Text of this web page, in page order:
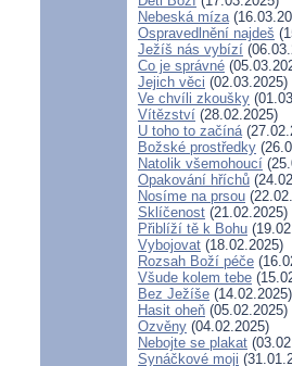
Nebeská míza
Ospravedlnění najdeš
Ježíš nás vybízí
Co je správné
Jejich věci (02.03.2025)
Ve chvíli zkoušky
Vítězství (28.02.2025)
U toho to začíná
Božské prostředky
Natolik všemohoucí
Opakování hříchů
Nosíme na prsou
Sklíčenost (21.02.2025)
Přiblíží tě k Bohu
Vybojovat (18.02.2025)
Rozsah Boží péče
Všude kolem tebe
Bez Ježíše (14.02.2025)
Hasit oheň (05.02.2025)
Ozvěny (04.02.2025)
Nebojte se plakat
Synáčkové moji